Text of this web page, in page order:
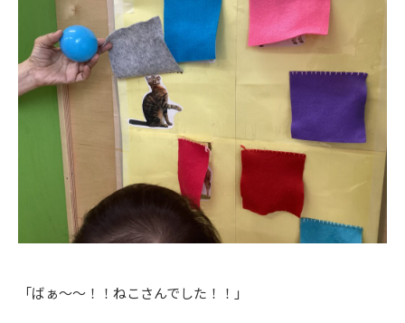
「ばぁ～～！！ねこさんでした！！」